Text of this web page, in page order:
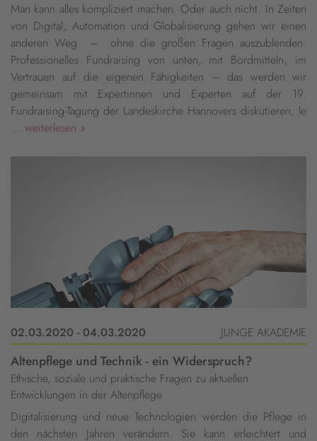
Man kann alles kompliziert machen. Oder auch nicht. In Zeiten
von Digital, Automation und Globalisierung gehen wir einen
anderen Weg – ohne die großen Fragen auszublenden.
Professionelles Fundraising von unten, mit Bordmitteln, im
Vertrauen auf die eigenen Fähigkeiten – das werden wir
gemeinsam mit Expertinnen und Experten auf der 19.
Fundraising-Tagung der Landeskirche Hannovers diskutieren, le
... weiterlesen »
02.03.2020 - 04.03.2020 JUNGE AKADEMIE
Altenpflege und Technik - ein Widerspruch?
Ethische, soziale und praktische Fragen zu aktuellen
Entwicklungen in der Altenpflege
Digitalisierung und neue Technologien werden die Pflege in
den nächsten Jahren verändern. Sie kann erleichtert und